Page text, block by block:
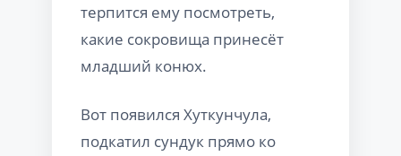
терпится ему посмотреть,
какие сокровища принесёт
младший конюх.
Вот появился Хуткунчула,
подкатил сундук прямо ко